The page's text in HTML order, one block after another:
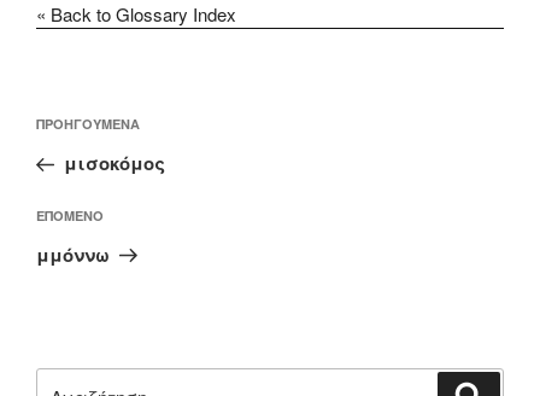
« Back to Glossary Index
άρθρων
Προηγούμενο
άρθρο
ΠΡΟΗΓΟΎΜΕΝΑ
μισοκόμος
Επόμενο
άρθρο
ΕΠΌΜΕΝΟ
μμόννω